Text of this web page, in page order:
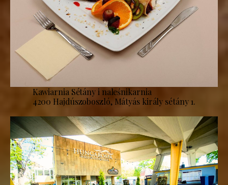
Kawiarnia Sétány i naleśnikarnia
4200 Hajdúszoboszló, Mátyás király sétány 1.